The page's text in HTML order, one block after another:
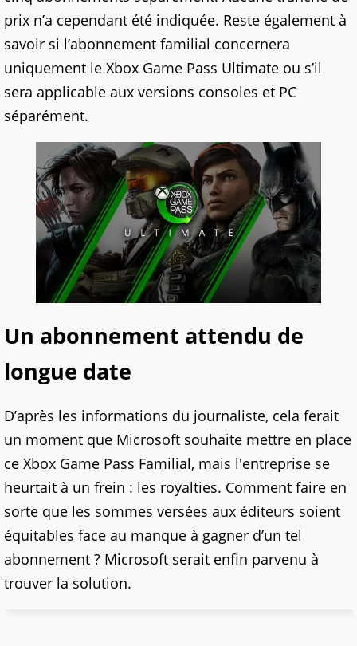
prix n’a cependant été indiquée. Reste également à
savoir si l’abonnement familial concernera
uniquement le Xbox Game Pass Ultimate ou s’il
sera applicable aux versions consoles et PC
séparément.
Un abonnement attendu de
longue date
D’après les informations du journaliste, cela ferait
un moment que Microsoft souhaite mettre en place
ce Xbox Game Pass Familial, mais l'entreprise se
heurtait à un frein : les royalties. Comment faire en
sorte que les sommes versées aux éditeurs soient
équitables face au manque à gagner d’un tel
abonnement ? Microsoft serait enfin parvenu à
trouver la solution.